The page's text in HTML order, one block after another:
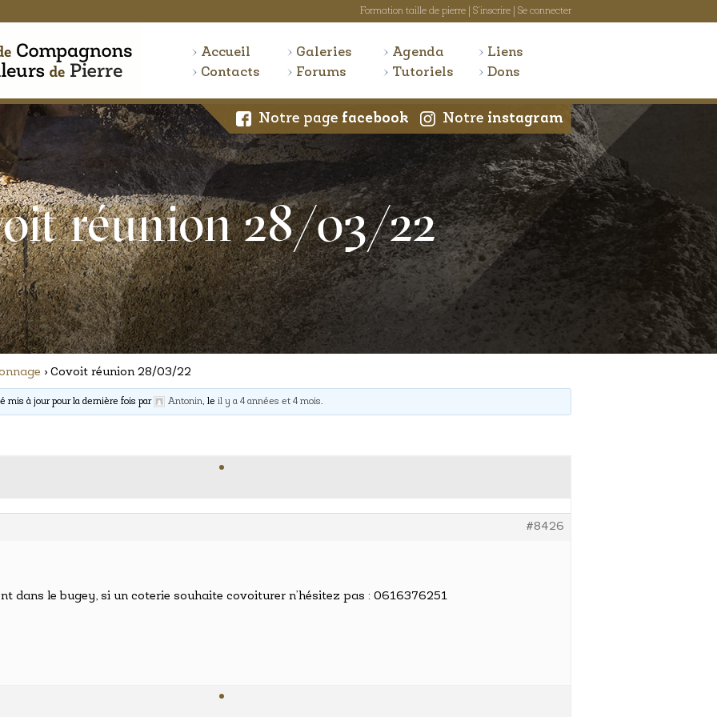
Formation taille de pierre S'inscrire Se connecter
Accueil Galeries Agenda
Liens
Contacts
Forums Tutoriels Dons
Notre page facebook Notre instagram
réunion 28/03/22
› Covoit réunion 28/03/22
mis à jour pour la dernière fois par Antonin, leil y a 4 années et 4 mois.
#8426
dans le bugey, si un coterie souhaite covoiturer n’hésitez pas : 0616376251